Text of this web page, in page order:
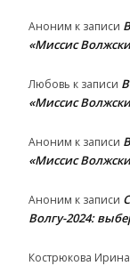
Аноним к записи
«Миссис
Любовь к записи
«Миссис
Аноним к записи
«Миссис
Аноним к записи
Волгу-2024:
Кострюкова Ирина